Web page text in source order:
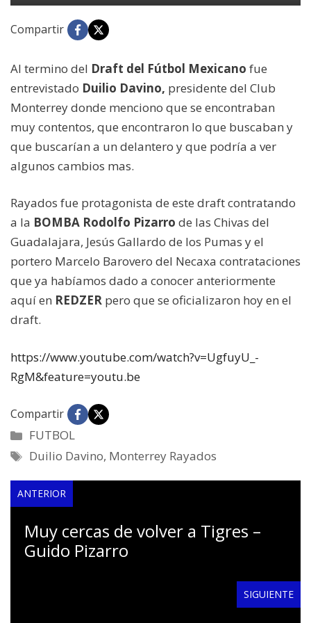
Compartir
Al termino del Draft del Fútbol Mexicano fue
entrevistado Duilio Davino, presidente del Club
Monterrey donde menciono que se encontraban
muy contentos, que encontraron lo que buscaban y
que buscarían a un delantero y que podría a ver
algunos cambios mas.
Rayados fue protagonista de este draft contratando
a la BOMBA Rodolfo Pizarro de las Chivas del
Guadalajara, Jesús Gallardo de los Pumas y el
portero Marcelo Barovero del Necaxa contrataciones
que ya habíamos dado a conocer anteriormente
aquí en REDZER pero que se oficializaron hoy en el
draft.
https://www.youtube.com/watch?v=UgfuyU_-
RgM&feature=youtu.be
Compartir
Categorías
FUTBOL
Etiquetas
Duilio Davino, Monterrey Rayados
ANTERIOR
Muy cercas de volver a Tigres –
Guido Pizarro
SIGUIENTE